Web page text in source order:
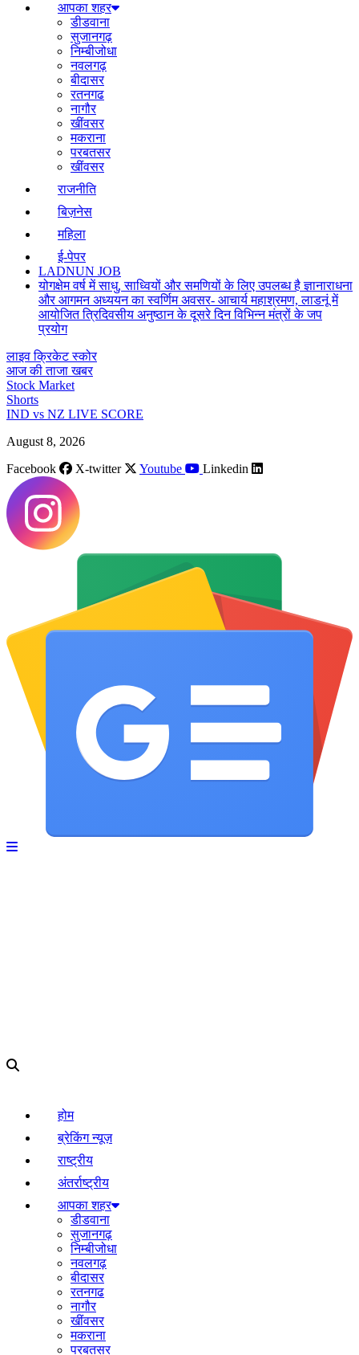
आपका शहर
डीडवाना
सुजानगढ़
निम्बीजोधा
नवलगढ़
बीदासर
रतनगढ
नागौर
खींवसर
मकराना
परबतसर
खींवसर
राजनीति
बिज़नेस
महिला
ई-पेपर
LADNUN JOB
योगक्षेम वर्ष में साधु, साध्वियों और समणियों के लिए उपलब्ध है ज्ञानाराधना
और आगमन अध्ययन का स्वर्णिम अवसर- आचार्य महाश्रमण, लाडनूं में
आयोजित त्रिदिवसीय अनुष्ठान के दूसरे दिन विभिन्न मंत्रों के जप
प्रयोग
लाइव क्रिकेट स्कोर
आज की ताजा खबर
Stock Market
Shorts
IND vs NZ LIVE SCORE
August 8, 2026
Facebook
X-twitter Youtube Linkedin
होम
ब्रेकिंग न्यूज़
राष्ट्रीय
अंतर्राष्ट्रीय
आपका शहर
डीडवाना
सुजानगढ़
निम्बीजोधा
नवलगढ़
बीदासर
रतनगढ
नागौर
खींवसर
मकराना
परबतसर